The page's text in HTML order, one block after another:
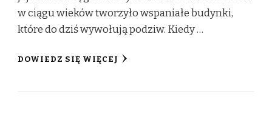
w ciągu wieków tworzyło wspaniałe budynki,
które do dziś wywołują podziw. Kiedy …
DOWIEDZ SIĘ WIĘCEJ